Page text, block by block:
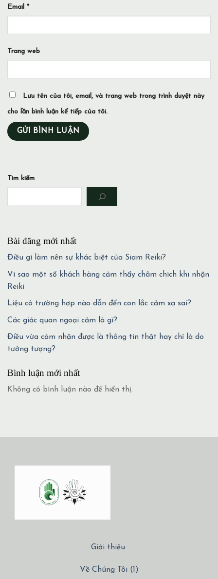
Email *
Trang web
Lưu tên của tôi, email, và trang web trong trình duyệt này
cho lần bình luận kế tiếp của tôi.
Tìm kiếm
Bài đăng mới nhất
Điều gì làm nên sự khác biệt của Siam Reiki?
Vì sao một số khách hàng cảm thấy châm chích khi nhận
Reiki
Liệu có trường hợp nào dẫn đến con lắc cảm xạ sai?
Các giác quan ngoại cảm là gì?
Điều vừa cảm nhận được là thông tin thật hay chỉ là do
tưởng tượng?
Bình luận mới nhất
Không có bình luận nào để hiển thị.
Giới thiệu
Về Chúng Tôi (1)